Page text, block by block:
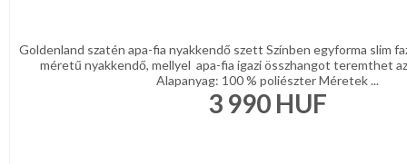
Goldenland szatén apa-fia nyakkendő szett Színben egyforma slim
méretű nyakkendő, mellyel apa-fia igazi összhangot teremthet
Alapanyag: 100 % poliészter Méretek ...
3 990 HUF